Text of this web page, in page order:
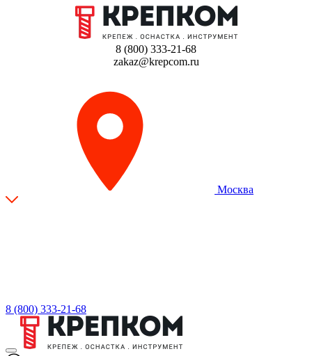
8 (800) 333-21-68
zakaz@krepcom.ru
Москва
8 (800) 333-21-68